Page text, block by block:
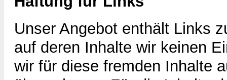
Unser Angebot enthält Links
auf deren Inhalte wir keinen
wir für diese fremden Inhalte